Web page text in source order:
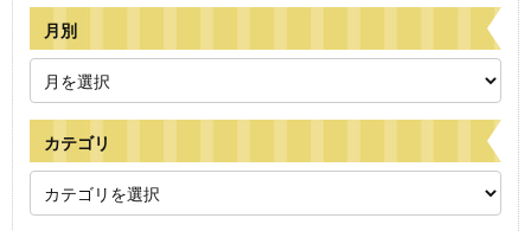
月別
カテゴリ